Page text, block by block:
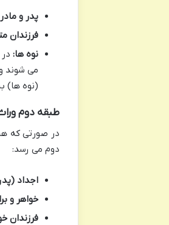
پدر و
فرزندان
نوه ها:
می شوند
(نوه ها)
طبقه دوم
در صورتی که
دوم می رسد:
اجداد
خواهر و
فرزندان